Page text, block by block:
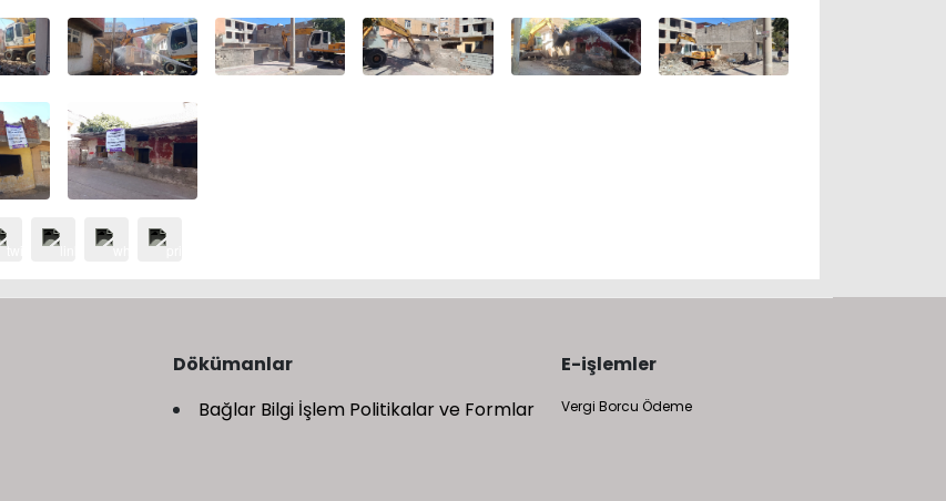
Dökümanlar
Bağlar Bilgi İşlem Politikalar ve Formlar
E-işlemler
Vergi Borcu Ödeme